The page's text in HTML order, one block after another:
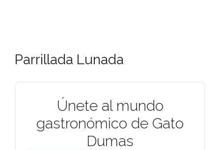
Parrillada Lunada
Únete al mundo
gastronómico de Gato
Dumas